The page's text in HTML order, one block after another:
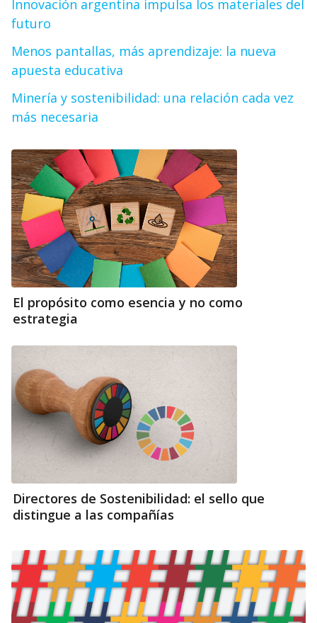
Innovación argentina impulsa los materiales del
futuro
Menos pantallas, más aprendizaje: la nueva
apuesta educativa
Minería y sostenibilidad: una relación cada vez
más necesaria
El propósito como esencia y no como
estrategia
Directores de Sostenibilidad: el sello que
distingue a las compañías